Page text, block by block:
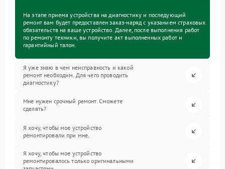
На этапе приема устройства на диагностику и последующий
ремонт вам будет предоставлен заказ-наряд с указанием страховых
обязательств на ваше устройство. Далее, после выполнения работ
по ремонту техники, вы получите акт выполненных работ и
гарантийный талон.
Я уже знаю в чем неисправность и какой
ремонт необходим. Для чего проводить
диагностику?
Мне нужен срочный ремонт. Сможете
сделать?
Я хочу, чтобы мое устройство
ремонтировали при мне.
Я хочу, чтобы мое устройство
ремонтировалось только оригинальными